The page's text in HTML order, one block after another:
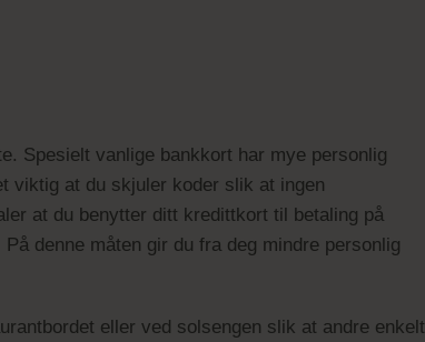
Spesielt vanlige bankkort har mye personlig
viktig at du skjuler koder slik at ingen
at du benytter ditt kredittkort til betaling på
denne måten gir du fra deg mindre personlig
eller ved solsengen slik at andre enkelt